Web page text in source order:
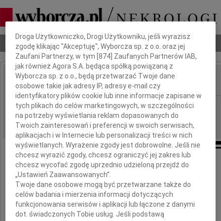
Nekrologi Odeszli Poradnik pogrzebowy
IMIĘ I NAZWISKO:
REGION: Lublin
DATA EMISJI: 17.07.2024
Panu prof. dr hab. n med.
Waldemarowi Wierzbie
wyrazy żalu i głębokiego współczucia
Dbamy o Twoją prywatność
Droga Użytkowniczko, Drogi Użytkowniku, jeśli wyrazisz
zgodę klikając "Akceptuję", Wyborcza sp. z o.o. oraz jej
Zaufani Partnerzy, w tym [874 ] Zaufanych Partnerów IAB,
jak również Agora S.A. będąca spółką powiązaną z
Wyborcza sp. z o.o., będą przetwarzać Twoje dane
osobowe takie jak adresy IP, adresy e-mail czy
identyfikatory plików cookie lub inne informacje zapisane w
tych plikach do celów marketingowych, w szczególności
na potrzeby wyświetlania reklam dopasowanych do
Twoich zainteresowań i preferencji w swoich serwisach,
aplikacjach i w Internecie lub personalizacji treści w nich
wyświetlanych. Wyrażenie zgody jest dobrowolne. Jeśli nie
chcesz wyrazić zgody, chcesz ograniczyć jej zakres lub
chcesz wycofać zgodę uprzednio udzieloną przejdź do
„Ustawień Zaawansowanych”.
Twoje dane osobowe mogą być przetwarzane także do
celów badania i mierzenia informacji dotyczących
funkcjonowania serwisów i aplikacji lub łączone z danymi
dot. świadczonych Tobie usług. Jeśli podstawą